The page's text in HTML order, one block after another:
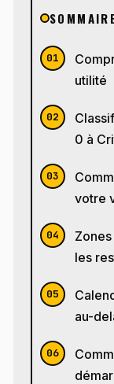
utilité
0 à
votre
les
au-